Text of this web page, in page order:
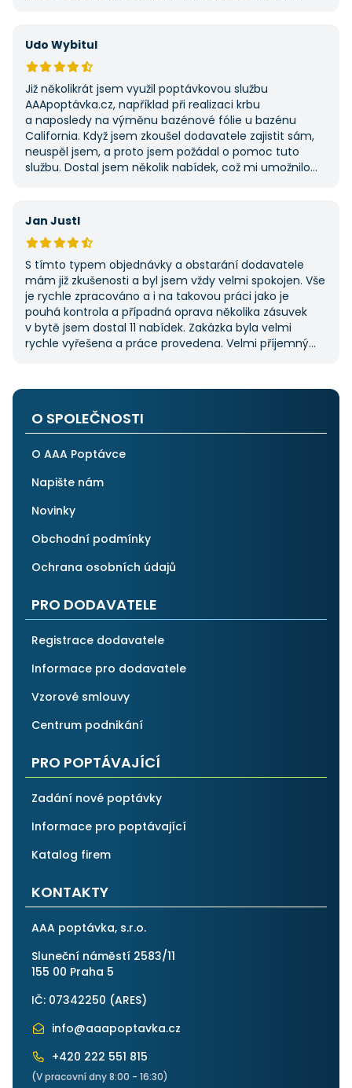
Udo Wybitul
Již několikrát jsem využil poptávkovou službu
AAApoptávka.cz, například při realizaci krbu
a naposledy na výměnu bazénové fólie u bazénu
California. Když jsem zkoušel dodavatele zajistit sám,
neuspěl jsem, a proto jsem požádal o pomoc tuto
službu. Dostal jsem několik nabídek, což mi umožnilo
i ostatním.
Jan Justl
S tímto typem objednávky a obstarání dodavatele
mám již zkušenosti a byl jsem vždy velmi spokojen. Vše
je rychle zpracováno a i na takovou práci jako je
pouhá kontrola a případná oprava několika zásuvek
v bytě jsem dostal 11 nabídek. Zakázka byla velmi
rychle vyřešena a práce provedena. Velmi příjemný
po všech stránkách plně spolehnout.
O SPOLEČNOSTI
O AAA Poptávce
Napište nám
Novinky
Obchodní podmínky
Ochrana osobních údajů
PRO DODAVATELE
Registrace dodavatele
Informace pro dodavatele
Vzorové smlouvy
Centrum podnikání
PRO POPTÁVAJÍCÍ
Zadání nové poptávky
Informace pro poptávající
Katalog firem
KONTAKTY
AAA poptávka, s.r.o.
Sluneční náměstí 2583/11
155 00 Praha 5
IČ: 07342250 (ARES)
info@aaapoptavka.cz
+420 222 551 815
(V pracovní dny 8:00 - 16:30)